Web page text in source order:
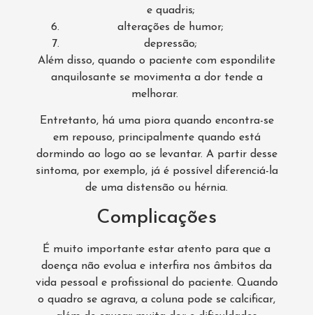
e quadris;
alterações de humor;
depressão;
Além disso, quando o paciente com espondilite
anquilosante se movimenta a dor tende a
melhorar.
Entretanto, há uma piora quando encontra-se
em repouso, principalmente quando está
dormindo ao logo ao se levantar. A partir desse
sintoma, por exemplo, já é possível diferenciá-la
de uma distensão ou hérnia.
Complicações
É muito importante estar atento para que a
doença não evolua e interfira nos âmbitos da
vida pessoal e profissional do paciente. Quando
o quadro se agrava, a coluna pode se calcificar,